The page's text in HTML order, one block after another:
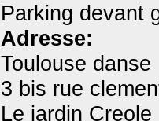
Parking devant
Adresse:
Toulouse danse
3 bis rue
Le jardin Creole